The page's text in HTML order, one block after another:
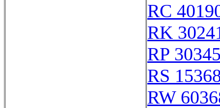
RC
RK
RP
RS
RW